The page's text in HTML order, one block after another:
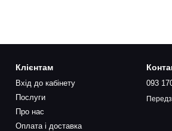
Клієнтам
Вхід до кабінету
Послуги
Про нас
Оплата і доставка
093